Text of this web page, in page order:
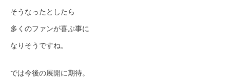
そうなったとしたら
多くのファンが喜ぶ事に
なりそうですね。
では今後の展開に期待。